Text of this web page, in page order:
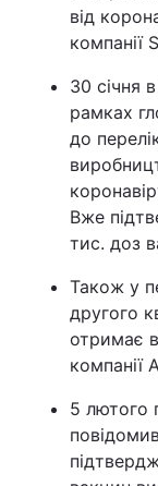
від
компанії
30 січня
рамках
до
Вже
тис. доз
Також у
другого
отримає
компанії
5 лютого